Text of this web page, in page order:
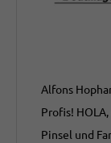
Alfons
Profis!
Pinsel und